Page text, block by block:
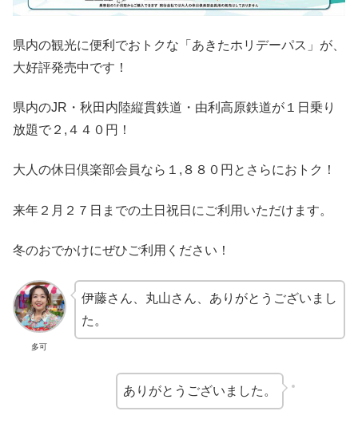
県内の観光に便利でおトクな「あきたホリデーパス」が、
大好評発売中です！
県内のJR・秋田内陸縦貫鉄道・由利高原鉄道が１日乗り
放題で２,４４０円！
大人の休日倶楽部会員なら１,８８０円とさらにおトク！
来年２月２７日までの土日祝日にご利用いただけます。
冬のおでかけにぜひご利用ください！
多可
伊藤さん、丸山さん、ありがとうございまし
た。
ありがとうございました。